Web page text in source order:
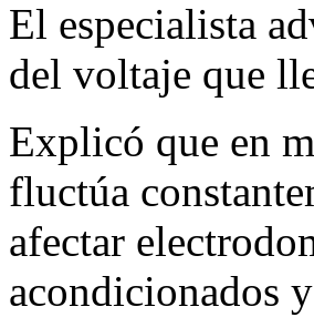
El especialista
del voltaje que
Explicó que en
fluctúa
afectar
acondicionados